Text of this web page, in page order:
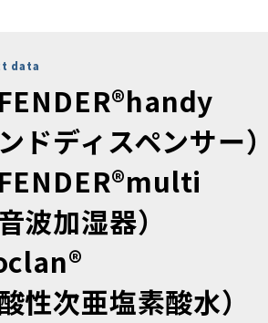
data
ドディスペンサー）
波加湿器）
性次亜塩素酸水）